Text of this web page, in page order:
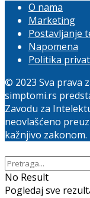
O nama
Marketing
Postavljanje
Napomena
Politika
© 2023 Sva prava
simptomi.rs
Zavodu za
neovlašćeno
kažnjivo zakonom.
No Result
Pogledaj sve